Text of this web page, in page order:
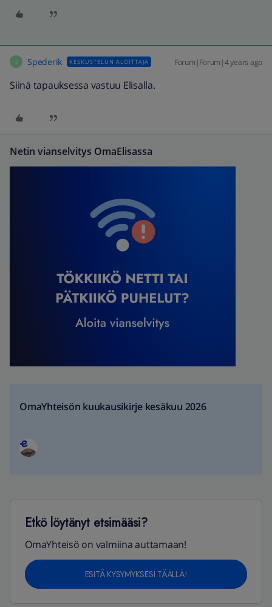
S Spederik KESKUSTELUN ALOITTAJA Forum|Forum|4 years ago
Siinä tapauksessa vastuu Elisalla.
Netin vianselvitys OmaElisassa
OmaYhteisön kuukausikirje kesäkuu 2026
Etkö löytänyt etsimääsi?
OmaYhteisö on valmiina auttamaan!
ESITÄ KYSYMYKSESI TÄÄLLÄ!